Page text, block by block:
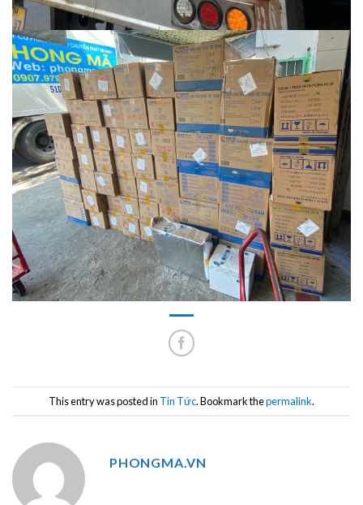
This entry was posted in Tin Tức. Bookmark thepermalink.
PHONGMA.VN